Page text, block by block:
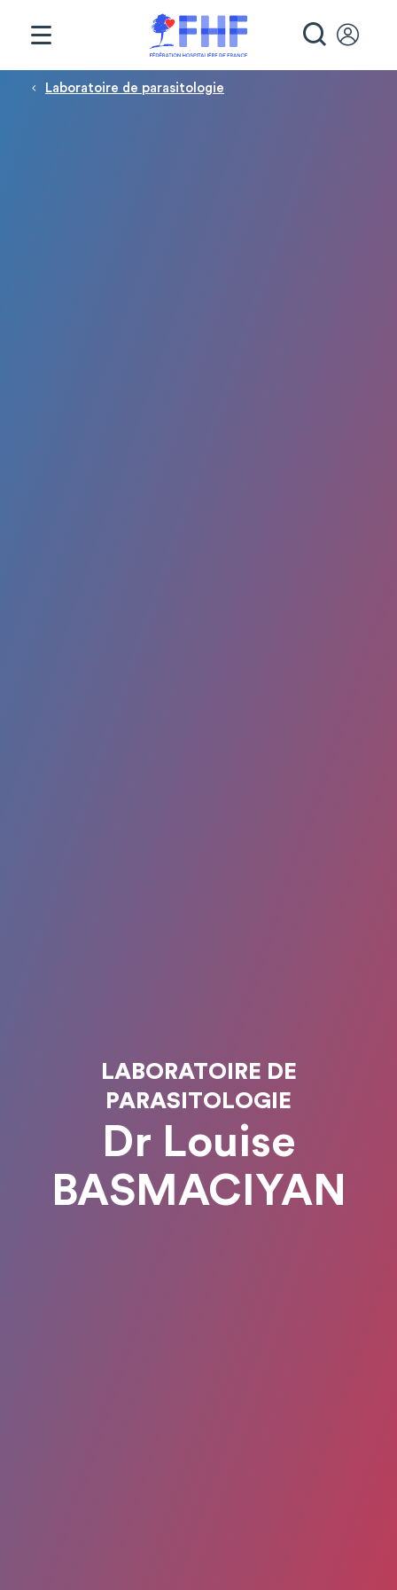
Fil d'Ariane
Laboratoire de parasitologie
LABORATOIRE DE
PARASITOLOGIE
Dr Louise
BASMACIYAN
Panneau de gestion des cookies